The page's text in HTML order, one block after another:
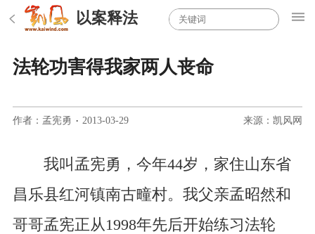
以案释法
法轮功害得我家两人丧命
作者：孟宪勇 · 2013-03-29 来源：凯风网
我叫孟宪勇，今年44岁，家住山东省
昌乐县红河镇南古疃村。我父亲孟昭然和
哥哥孟宪正从1998年先后开始练习法轮